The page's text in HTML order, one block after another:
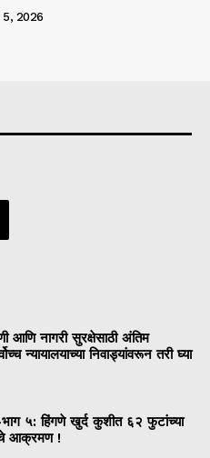
2026
आणि नागरी सुरक्षेसाठी अंतिम
न्यायालयाच्या निवाड्यांवरून तरी घ्या
५: हिंगणे खुर्द कुशीत ६२ फुटांच्या
आक्रमण !